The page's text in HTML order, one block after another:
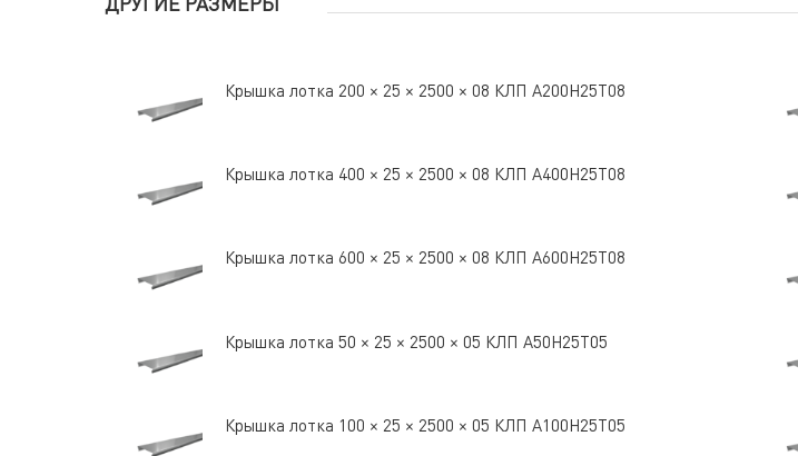
Крышка лотка 200 × 25 × 2500 × 08 КЛП А200Н25Т08
Крышка лотка 400 × 25 × 2500 × 08 КЛП А400Н25Т08
Крышка лотка 600 × 25 × 2500 × 08 КЛП А600Н25Т08
Крышка лотка 50 × 25 × 2500 × 05 КЛП А50Н25Т05
Крышка лотка 100 × 25 × 2500 × 05 КЛП А100Н25Т05